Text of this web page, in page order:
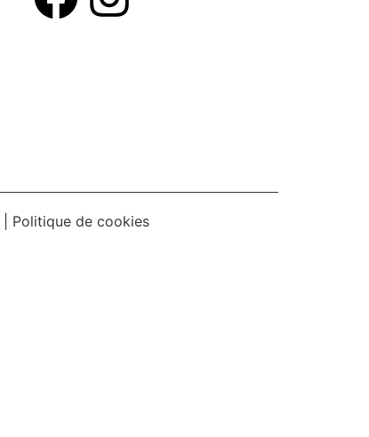
| Politique de cookies